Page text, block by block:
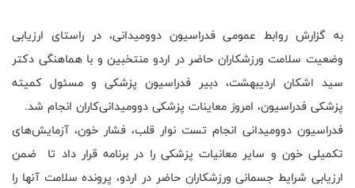
به گزارش روابط عمومی فدراسیون دوومیدانی، در راستای ارزیابی
وضعیت سلامت ورزشکاران حاضر در اردو منتخبین و با هماهنگی دکتر
سید اشکان اردیبهشت، دبیر فدراسیون پزشکی و مسئول کمیته
پزشکی فدراسیون، امروز معاینات پزشکی دوومیدانی‌کاران انجام شد.
فدراسیون دوومیدانی انجام تست نوار قلب، فشار خون، آزمایش‌های
تکمیلی خون و سایر معانیات پزشکی را در برنامه قرار داد تا ضمن
ارزیابی شرایط جسمانی ورزشکاران حاضر در اردو، پرونده سلامت آنها را